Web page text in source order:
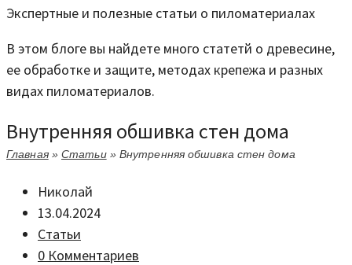
Экспертные и полезные статьи о пиломатериалах
В этом блоге вы найдете много статетй о древесине,
ее обработке и защите, методах крепежа и разных
видах пиломатериалов.
Внутренняя обшивка стен дома
Главная»Статьи» Внутренняя обшивка стен дома
Николай
13.04.2024
Статьи
0 Комментариев